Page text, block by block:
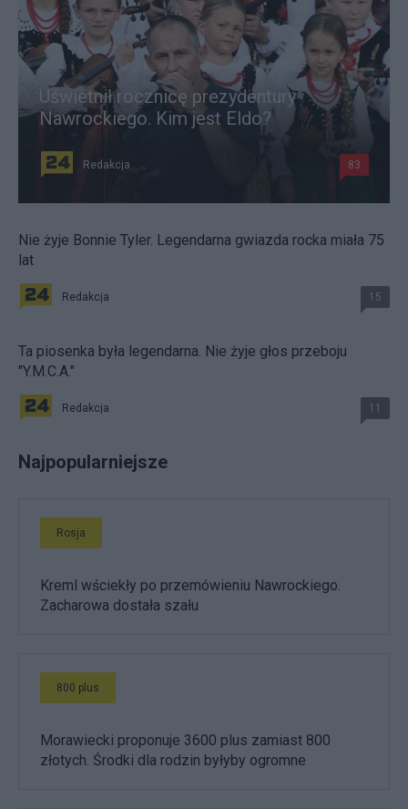
Uświetnił rocznicę prezydentury
Nawrockiego. Kim jest Eldo?
Redakcja 83
Nie żyje Bonnie Tyler. Legendarna gwiazda rocka miała 75
lat
Redakcja 15
Ta piosenka była legendarna. Nie żyje głos przeboju
"Y.M.C.A."
Redakcja 11
Najpopularniejsze
Rosja
Kreml wściekły po przemówieniu Nawrockiego.
Zacharowa dostała szału
800 plus
Morawiecki proponuje 3600 plus zamiast 800
złotych. Środki dla rodzin byłyby ogromne